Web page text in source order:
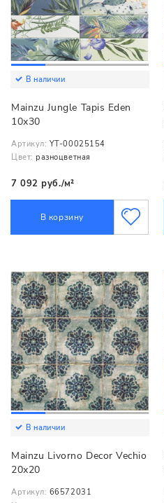
В наличии
Mainzu Jungle Tapis Eden
10х30
Артикул: YT-00025154
Цвет: разноцветная
7 092 руб./м²
В корзину
В наличии
Mainzu Livorno Decor Vechio
20х20
Артикул: 66572031